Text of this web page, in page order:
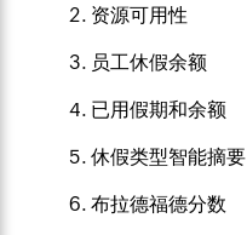
资源可用性
员工休假余额
已用假期和余额
休假类型智能摘要
布拉德福德分数